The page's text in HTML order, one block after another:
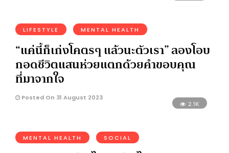
LIFESTYLE MENTAL HEALTH
“แค่นี้ก็เก่งโคตรๆ แล้วนะตัวเรา” ลองโอบ
กอดชีวิตแสนห่วยแตกด้วยคำขอบคุณ
ที่มาจากใจ
Posted On 31 August 2023
2.1K
MENTAL HEALTH SOCIAL